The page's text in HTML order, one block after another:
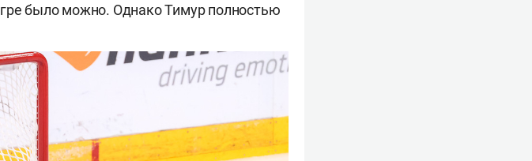
было можно. Однако Тимур полностью